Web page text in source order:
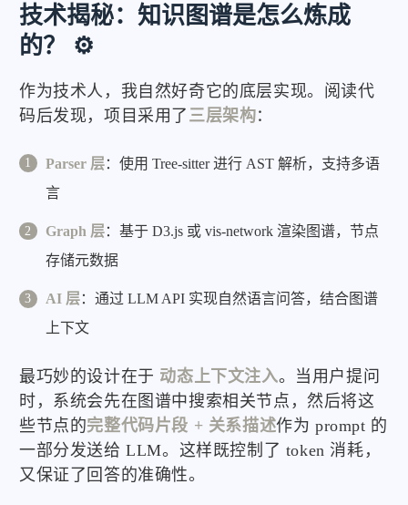
技术揭秘：知识图谱是怎么炼成
的？ ⚙️
作为技术人，我自然好奇它的底层实现。阅读代
码后发现，项目采用了 三层架构：
Parser 层：使用 Tree-sitter 进行 AST 解析，支持多语
言
Graph 层：基于 D3.js 或 vis-network 渲染图谱，节点
存储元数据
AI 层：通过 LLM API 实现自然语言问答，结合图谱
上下文
最巧妙的设计在于 动态上下文注入。当用户提问
时，系统会先在图谱中搜索相关节点，然后将这
些节点的完整代码片段 + 关系描述作为 prompt 的
一部分发送给 LLM。这样既控制了 token 消耗，
又保证了回答的准确性。